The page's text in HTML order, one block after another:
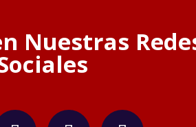
Nuestras